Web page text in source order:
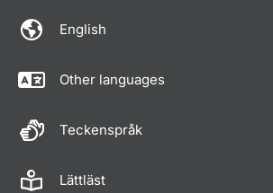
English
Other languages
Teckenspråk
Lättläst